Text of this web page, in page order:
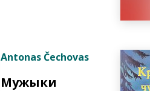
Antonas Čechovas
Мужыки